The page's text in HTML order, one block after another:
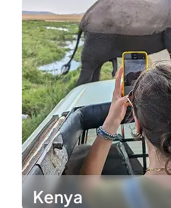
Kenya